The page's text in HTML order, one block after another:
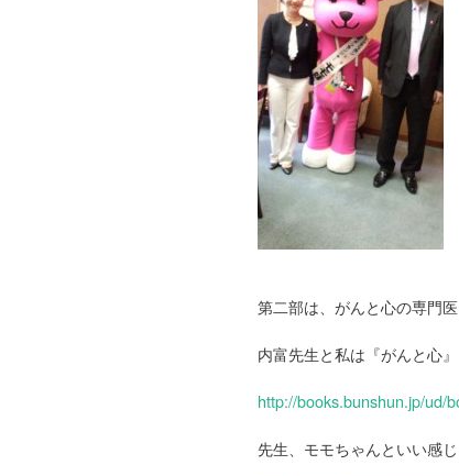
第二部は、がんと心の専門
内富先生と私は『がんと心
http://books.bunshun.jp/ud/
先生、モモちゃんといい感じ